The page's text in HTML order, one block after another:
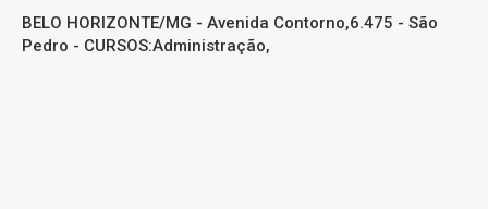
BELO HORIZONTE/MG - Avenida Contorno,6.475 - São
Pedro - CURSOS:Administração,